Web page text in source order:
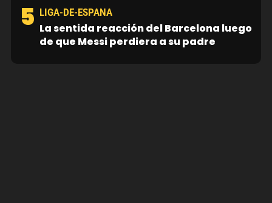
5 LIGA-DE-ESPANA
La sentida reacción del Barcelona luego
de que Messi perdiera a su padre